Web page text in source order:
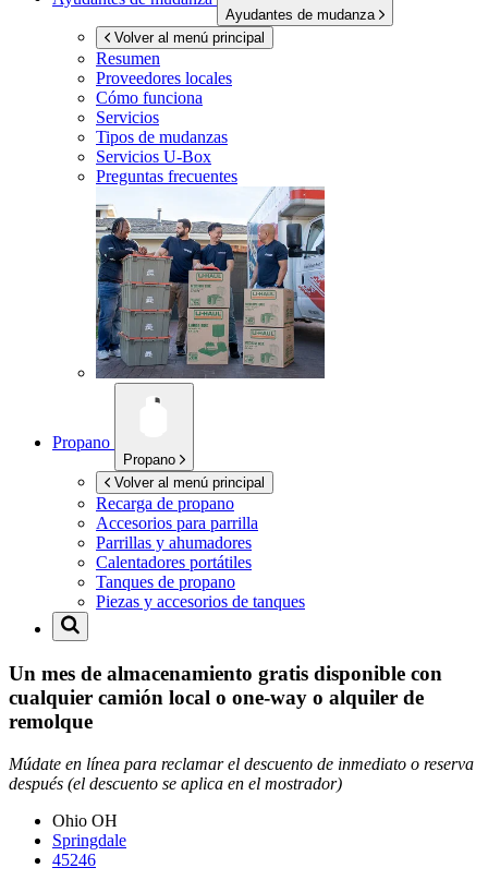
Ayudantes de mudanza
Volver al menú principal
Resumen
Proveedores locales
Cómo funciona
Servicios
Tipos de mudanzas
Servicios U-Box
Preguntas frecuentes
Propano
Propano
Volver al menú principal
Recarga de propano
Accesorios para parrilla
Parrillas y ahumadores
Calentadores portátiles
Tanques de propano
Piezas y accesorios de tanques
Un mes de almacenamiento gratis disponible con
cualquier camión local o one-way o alquiler de
remolque
Múdate en línea para reclamar el descuento de inmediato o reserva
después (el descuento se aplica en el mostrador)
Ohio OH
Springdale
45246